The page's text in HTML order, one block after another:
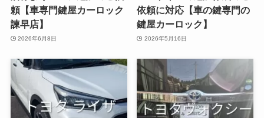
頼【車専門鍵屋カーロック
諫早店】
2026年6月8日
依頼に対応【車の鍵専門の
鍵屋カーロック】
2026年5月16日